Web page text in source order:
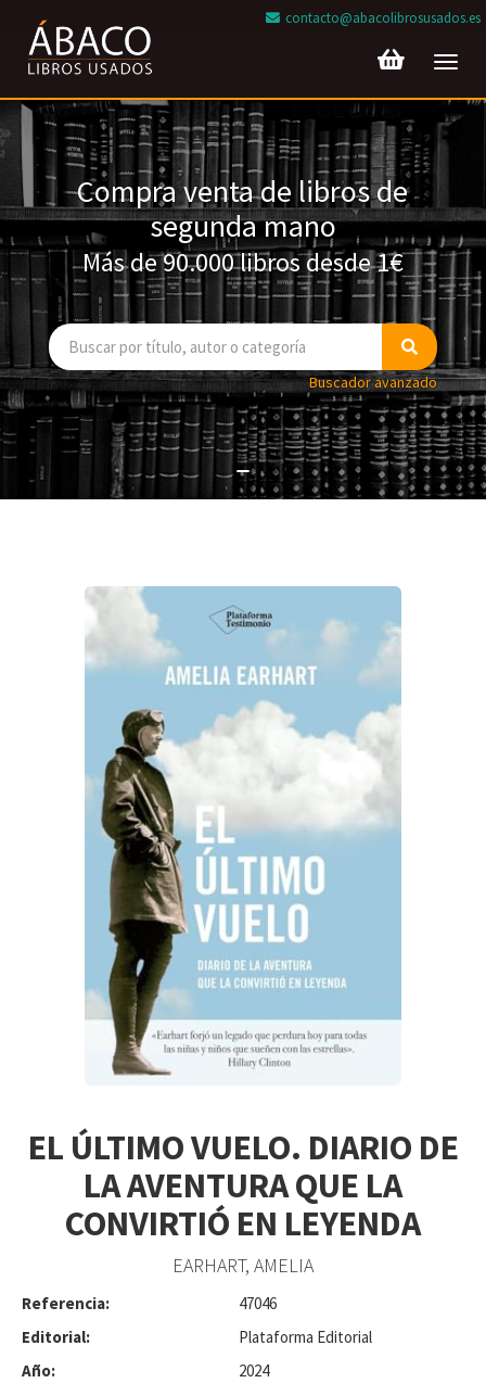
contacto@abacolibrosusados.es
Compra venta de libros de
segunda mano
Más de 90.000 libros desde 1€
Buscador avanzado
EL ÚLTIMO VUELO. DIARIO DE
LA AVENTURA QUE LA
CONVIRTIÓ EN LEYENDA
EARHART, AMELIA
Referencia:
47046
Editorial:
Plataforma Editorial
Año:
2024